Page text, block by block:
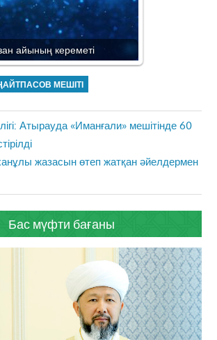
айының кереметі
МЕШІТІ
Атырауда «Иманғали» мешітінде 60
жазасын өтеп жатқан әйелдермен
Бас мүфти бағаны